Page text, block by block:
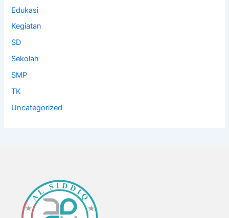
Edukasi
Kegiatan
SD
Sekolah
SMP
TK
Uncategorized